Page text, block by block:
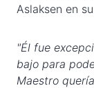
Aslaksen en
"Él fue
bajo para
Maestro